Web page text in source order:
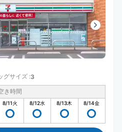
グサイズ :3
き時間
8/11火 8/12水 8/13木 8/14金